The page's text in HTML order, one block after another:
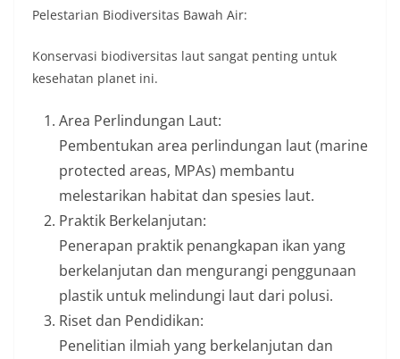
Pelestarian Biodiversitas Bawah Air:
Konservasi biodiversitas laut sangat penting untuk
kesehatan planet ini.
Area Perlindungan Laut:
Pembentukan area perlindungan laut (marine
protected areas, MPAs) membantu
melestarikan habitat dan spesies laut.
Praktik Berkelanjutan:
Penerapan praktik penangkapan ikan yang
berkelanjutan dan mengurangi penggunaan
plastik untuk melindungi laut dari polusi.
Riset dan Pendidikan:
Penelitian ilmiah yang berkelanjutan dan